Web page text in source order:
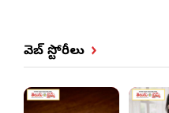
వెబ్ స్టోరీలు